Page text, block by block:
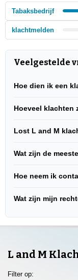
Tabaksbedrijf
klachtmelden
Veelgestelde
Hoe dien ik een
Hoeveel klachten
Lost L and M
Wat zijn de
Hoe neem ik
Wat zijn mijn
L and M
Filter op: